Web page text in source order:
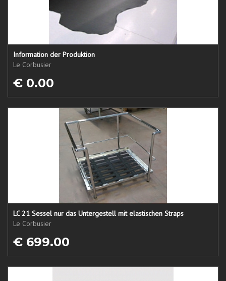
Information der Produktion
Le Corbusier
€ 0.00
LC 21 Sessel nur das Untergestell mit elastischen Straps
Le Corbusier
€ 699.00